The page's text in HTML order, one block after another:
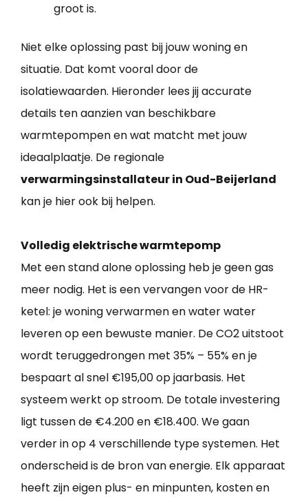
groot is.
Niet elke oplossing past bij jouw woning en
situatie. Dat komt vooral door de
isolatiewaarden. Hieronder lees jij accurate
details ten aanzien van beschikbare
warmtepompen en wat matcht met jouw
ideaalplaatje. De regionale
verwarmingsinstallateur in Oud-Beijerland
kan je hier ook bij helpen.
Volledig elektrische warmtepomp
Met een stand alone oplossing heb je geen gas
meer nodig. Het is een vervangen voor de HR-
ketel: je woning verwarmen en water water
leveren op een bewuste manier. De CO2 uitstoot
wordt teruggedrongen met 35% – 55% en je
bespaart al snel €195,00 op jaarbasis. Het
systeem werkt op stroom. De totale investering
ligt tussen de €4.200 en €18.400. We gaan
verder in op 4 verschillende type systemen. Het
onderscheid is de bron van energie. Elk apparaat
heeft zijn eigen plus- en minpunten, kosten en